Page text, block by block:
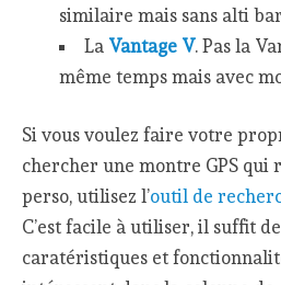
similaire mais sans alti
La Vantage V. Pas la
même temps mais avec
Si vous voulez faire votre
chercher une montre GPS qui
perso, utilisez l’outil de
C’est facile à utiliser, il suffit
caratéristiques et